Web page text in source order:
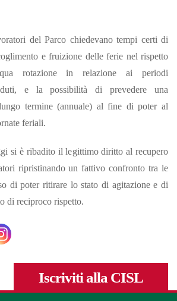
del Parco chiedevano tempi certi di
e fruizione delle ferie nel rispetto
rotazione in relazione ai periodi
e la possibilità di prevedere una
termine (annuale) al fine di poter al
feriali.
si è ribadito il legittimo diritto al recupero
ripristinando un fattivo confronto tra le
di poter ritirare lo stato di agitazione e di
di reciproco rispetto.
Iscriviti alla CISL